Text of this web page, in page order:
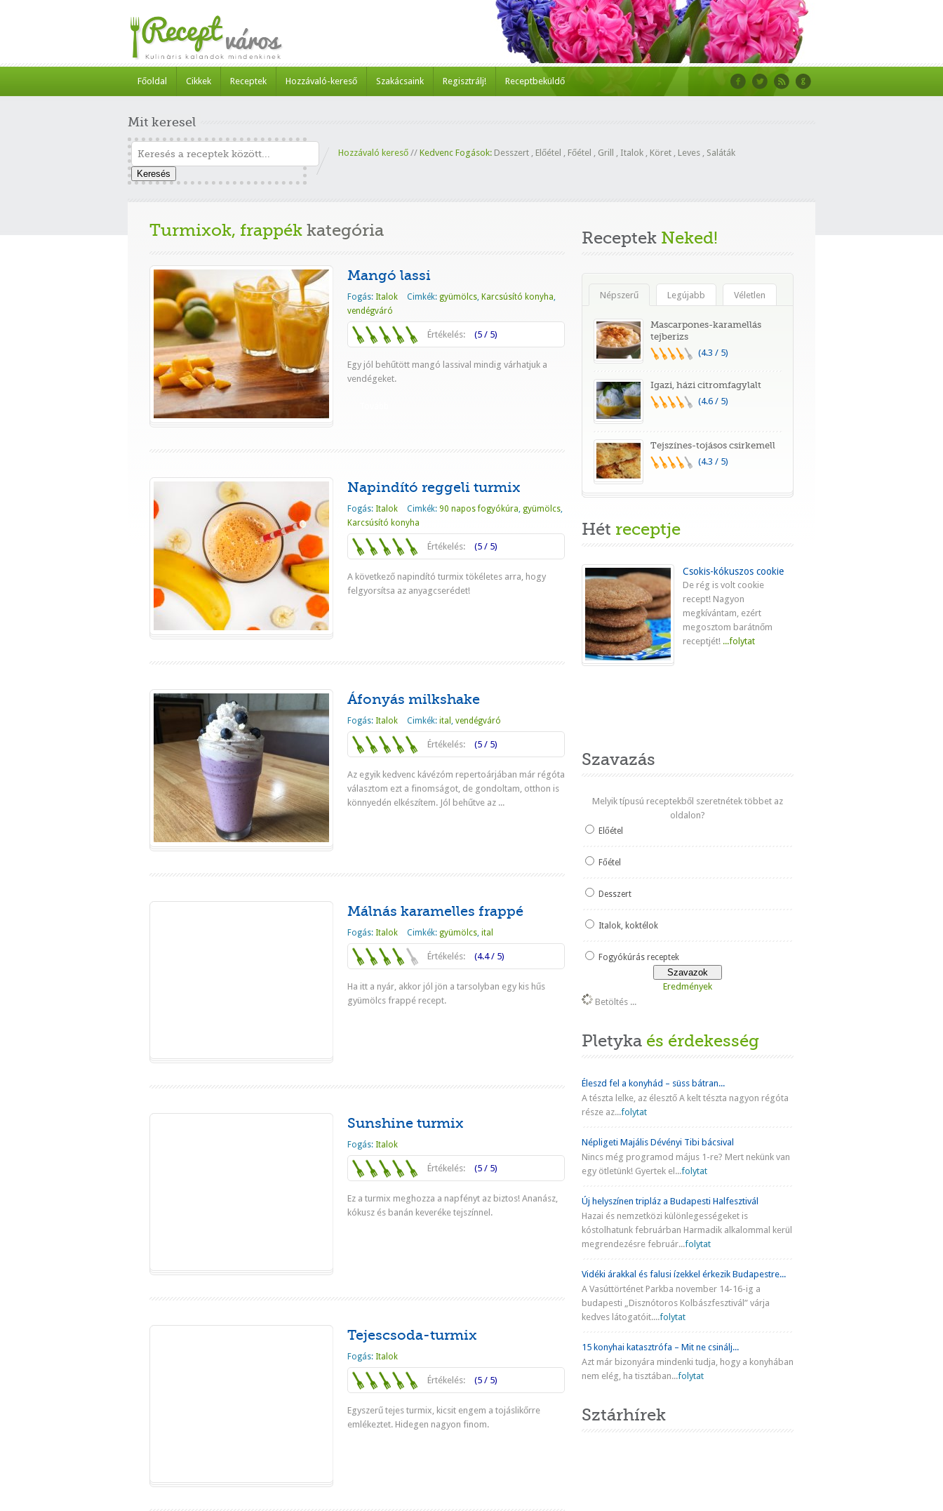
Főoldal Cikkek Receptek Hozzávaló-kereső Szakácsaink Regisztrálj! Receptbeküldő
Mit keresel
Keresés
Hozzávaló kereső // Kedvenc Fogások: Desszert , Előétel , Főétel , Grill , Italok , Köret , Leves , Saláták
Turmixok, frappék kategória
Mangó lassi
Fogás: Italok Cimkék: gyümölcs, Karcsúsító konyha,
vendégváró
Értékelés: (5 / 5)
Egy jól behűtött mangó lassival mindig várhatjuk a
vendégeket.
Napindító reggeli turmix
Fogás: Italok Cimkék: 90 napos fogyókúra, gyümölcs,
Karcsúsító konyha
Értékelés: (5 / 5)
A következő napindító turmix tökéletes arra, hogy
felgyorsítsa az anyagcserédet!
Áfonyás milkshake
Fogás: Italok Cimkék: ital , vendégváró
Értékelés: (5 / 5)
Az egyik kedvenc kávézóm repertoárjában már régóta
választom ezt a finomságot, de gondoltam, otthon is
könnyedén elkészítem. Jól behűtve az ...
Málnás karamelles frappé
Fogás: Italok Cimkék: gyümölcs, ital
Értékelés: (4.4 / 5)
Ha itt a nyár, akkor jól jön a tarsolyban egy kis hűs
gyümölcs frappé recept.
Sunshine turmix
Fogás: Italok
Értékelés: (5 / 5)
Ez a turmix meghozza a napfényt az biztos! Ananász,
kókusz és banán keveréke tejszínnel.
Tejescsoda-turmix
Fogás: Italok
Értékelés: (5 / 5)
Egyszerű tejes turmix, kicsit engem a tojáslikőrre
emlékeztet. Hidegen nagyon finom.
Receptek Neked!
Népszerű Legújabb Véletlen
Mascarpones-karamellás
tejberizs
(4.3 / 5)
Igazi, házi citromfagylalt
(4.6 / 5)
Tejszínes-tojásos csirkemell
(4.3 / 5)
Hét receptje
Csokis-kókuszos cookie
De rég is volt cookie
recept! Nagyon
megkívántam, ezért
megosztom barátnőm
receptjét! ...folytat
Szavazás
Melyik típusú receptekből szeretnétek többet az
oldalon?
Előétel
Főétel
Desszert
Italok, koktélok
Fogyókúrás receptek
Eredmények
Betöltés ...
Pletyka és érdekesség
Éleszd fel a konyhád – süss bátran...
A tészta lelke, az élesztő A kelt tészta nagyon régóta
része az...folytat
Népligeti Majális Dévényi Tibi bácsival
Nincs még programod május 1-re? Mert nekünk van
egy ötletünk! Gyertek el...folytat
Új helyszínen tripláz a Budapesti Halfesztivál
Hazai és nemzetközi különlegességeket is
kóstolhatunk februárban Harmadik alkalommal kerül
megrendezésre február...folytat
Vidéki árakkal és falusi ízekkel érkezik Budapestre...
A Vasúttörténet Parkba november 14-16-ig a
budapesti „Disznótoros Kolbászfesztivál” várja
kedves látogatóit....folytat
15 konyhai katasztrófa – Mit ne csinálj...
Azt már bizonyára mindenki tudja, hogy a konyhában
nem elég, ha tisztában...folytat
Sztárhírek